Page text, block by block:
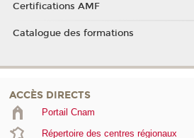
Certifications AMF
Catalogue des formations
ACCÈS DIRECTS
Portail Cnam
Répertoire des centres régionaux